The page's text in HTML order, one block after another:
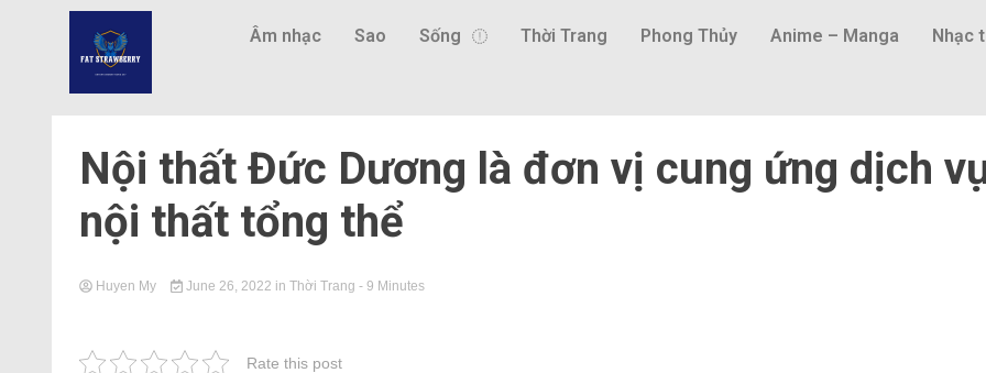
Âm nhạc Sao Sống Thời Trang Phong Thủy Anime – Manga Nhạc
Nội thất Đức Dương là đơn vị cung ứng dịch
nội thất tổng thể
Huyen My June 26, 2022 in Thời Trang - 9 Minutes
Rate this post